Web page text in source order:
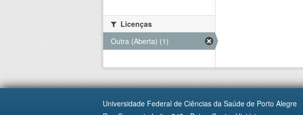
Licenças
Outra (Aberta) (1)
Universidade Federal de Ciências da Saúde de Porto Alegre